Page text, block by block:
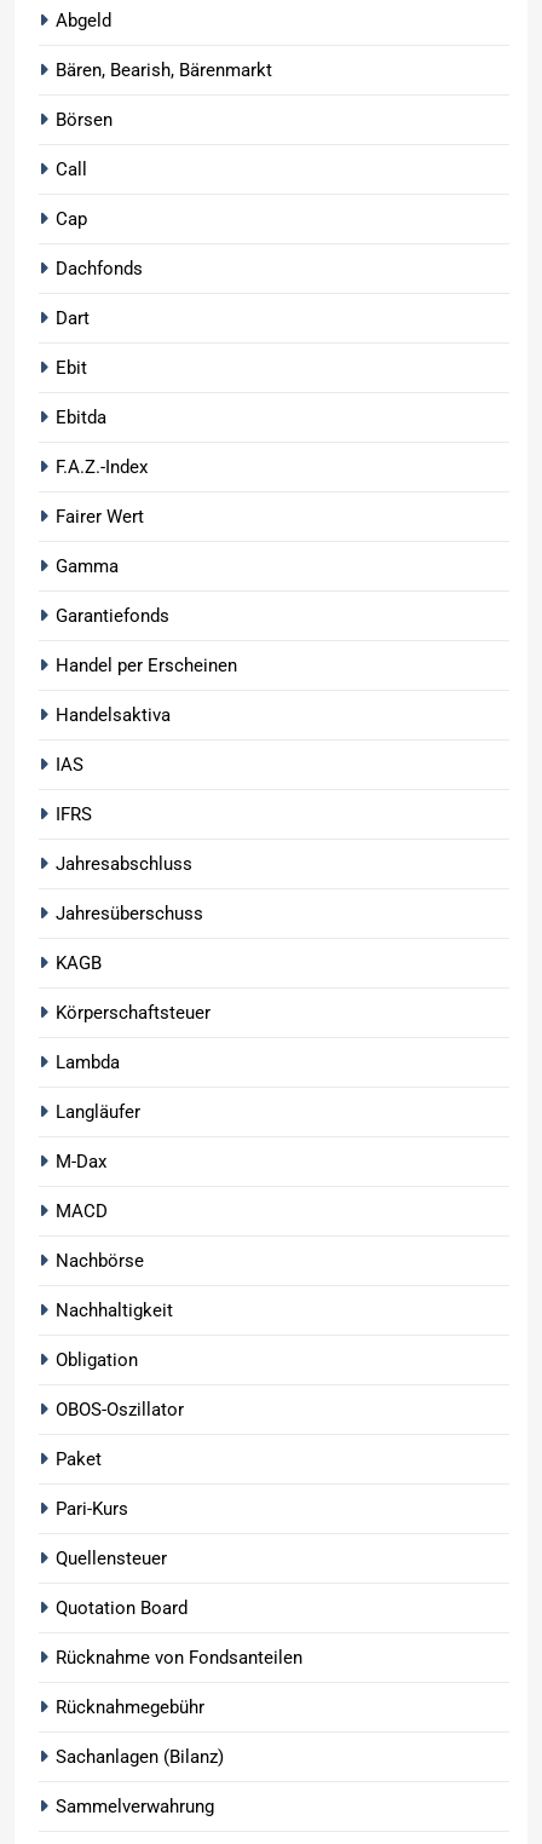
Abgeld
Bären, Bearish, Bärenmarkt
Börsen
Call
Cap
Dachfonds
Dart
Ebit
Ebitda
F.A.Z.-Index
Fairer Wert
Gamma
Garantiefonds
Handel per Erscheinen
Handelsaktiva
IAS
IFRS
Jahresabschluss
Jahresüberschuss
KAGB
Körperschaftsteuer
Lambda
Langläufer
M-Dax
MACD
Nachbörse
Nachhaltigkeit
Obligation
OBOS-Oszillator
Paket
Pari-Kurs
Quellensteuer
Quotation Board
Rücknahme von Fondsanteilen
Rücknahmegebühr
Sachanlagen (Bilanz)
Sammelverwahrung